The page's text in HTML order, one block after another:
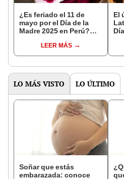
¿Es feriado el 11 de
mayo por el Día de la
Madre 2025 en Perú?
vía El Peruano
LEER MÁS
El
LO MÁS VISTO LO ÚLTIMO
Soñar que estás
embarazada: conoce